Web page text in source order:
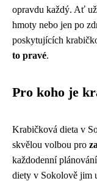
opravdu každý. Ať
hmoty nebo jen po
poskytujících
to pravé.
Pro koho je
Krabičková dieta v
skvělou volbou pro
každodenní
diety v Sokolově jim